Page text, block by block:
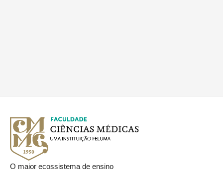
O maior ecossistema de ensino